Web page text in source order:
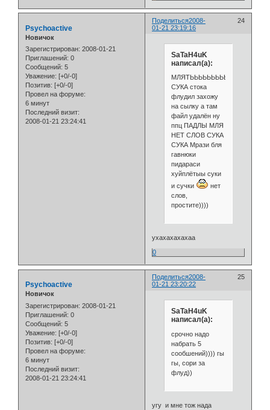
Поделиться 24
2008-
01-21 23:19:16
Psychoactive
Новичок
Зарегистрирован: 2008-01-21
Приглашений: 0
Сообщений: 5
Уважение: [+0/-0]
Позитив: [+0/-0]
Провел на форуме:
6 минут
Последний визит:
2008-01-21 23:24:41
SaTaH4uK
написал(а):
МЛЯТЬЬЬЬЬЬЬЬЬЬ
СУКА стока
флудил захожу
на сылку а там
файл удалён ну
ппц ПАДЛЫ МЛЯ
НЕТ СЛОВ СУКА
СУКА Мрази бля
гавнюки
пидараси
хуйплётыы суки
и сучки
нет
слов,
простите))))
ухахахахахаа
0
Поделиться 25
2008-
01-21 23:20:22
Psychoactive
Новичок
Зарегистрирован: 2008-01-21
Приглашений: 0
Сообщений: 5
Уважение: [+0/-0]
Позитив: [+0/-0]
Провел на форуме:
6 минут
Последний визит:
2008-01-21 23:24:41
SaTaH4uK
написал(а):
срочно надо
набрать 5
сообшений)))) гы
гы, сори за
флуд))
угу и мне тож нада